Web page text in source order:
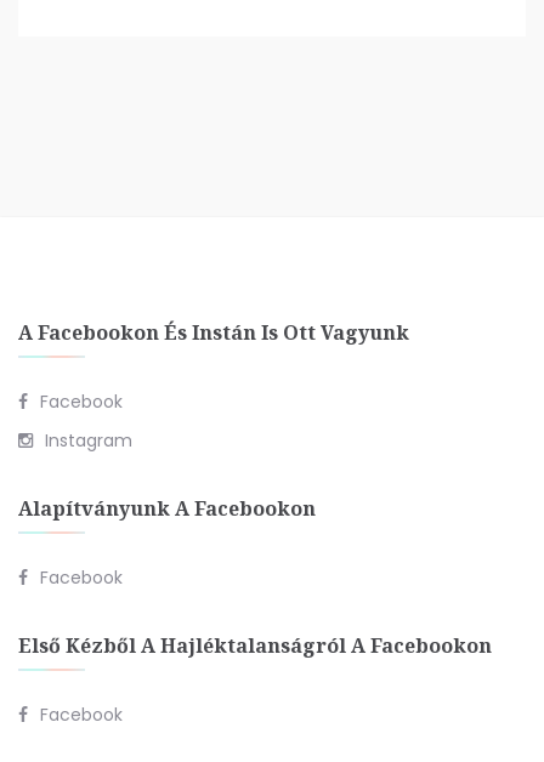
A Facebookon És Instán Is Ott Vagyunk
Facebook
Instagram
Alapítványunk A Facebookon
Facebook
Első Kézből A Hajléktalanságról A Facebookon
Facebook